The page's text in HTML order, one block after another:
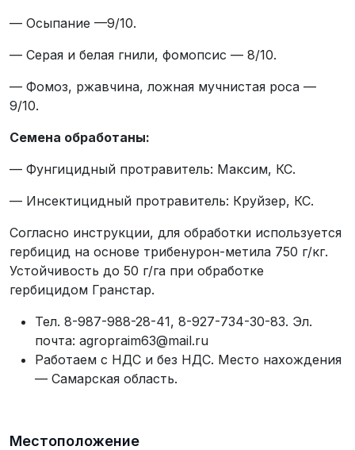
— Осыпание —9/10.
— Серая и белая гнили, фомопсис — 8/10.
— Фомоз, ржавчина, ложная мучнистая роса —
9/10.
Семена обработаны:
— Фунгицидный протравитель: Максим, КС.
— Инсектицидный протравитель: Круйзер, КС.
Согласно инструкции, для обработки используется
гербицид на основе трибенурон-метила 750 г/кг.
Устойчивость до 50 г/га при обработке
гербицидом Гранстар.
Тел. 8-987-988-28-41, 8-927-734-30-83. Эл.
почта: agropraim63@mail.ru
Работаем с НДС и без НДС. Место нахождения
— Самарская область.
Местоположение